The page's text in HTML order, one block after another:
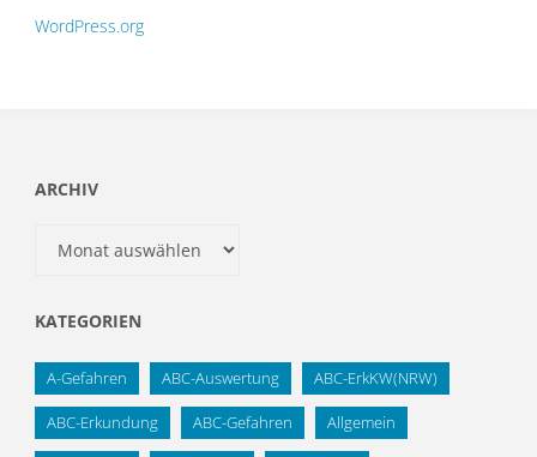
WordPress.org
ARCHIV
KATEGORIEN
A-Gefahren ABC-Auswertung ABC-ErkKW(NRW)
ABC-Erkundung ABC-Gefahren Allgemein